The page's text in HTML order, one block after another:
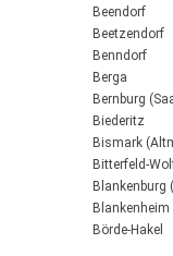
Beendorf
Beetzendorf
Benndorf
Berga
Bernburg
Biederitz
Bismark
Bitterfeld-
Blankenburg
Blankenheim
Börde-Hakel